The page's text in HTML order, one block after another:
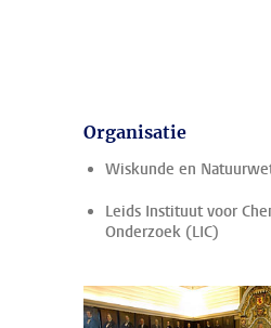
Organisatie
Wiskunde en
Leids Instituut voor
Onderzoek (LIC)